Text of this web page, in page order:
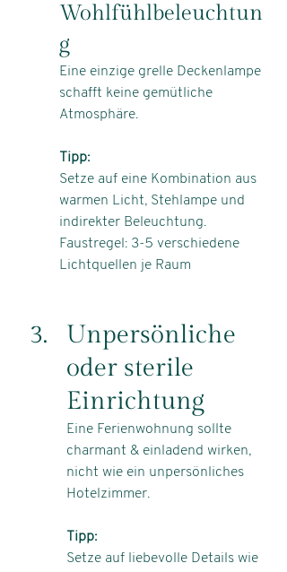
Wohlfühlbeleuchtun
g
Eine einzige grelle Deckenlampe
schafft keine gemütliche
Atmosphäre.
Tipp:
Setze auf eine Kombination aus
warmen Licht, Stehlampe und
indirekter Beleuchtung.
Faustregel: 3-5 verschiedene
Lichtquellen je Raum
Unpersönliche
oder sterile
Einrichtung
Eine Ferienwohnung sollte
charmant & einladend wirken,
nicht wie ein unpersönliches
Hotelzimmer.
Tipp:
Setze auf liebevolle Details wie